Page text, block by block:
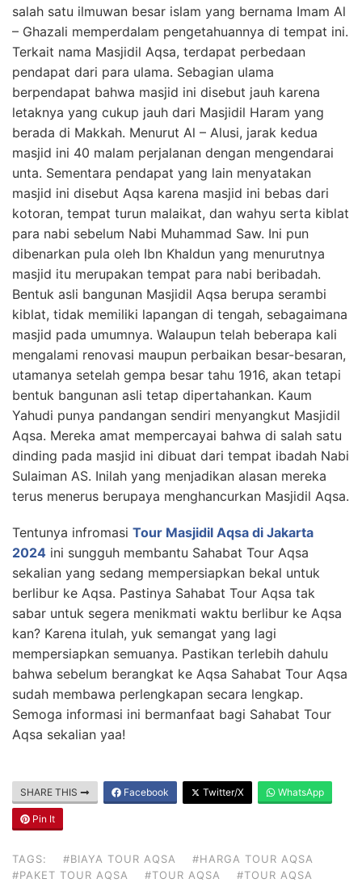
salah satu ilmuwan besar islam yang bernama Imam Al
– Ghazali memperdalam pengetahuannya di tempat ini.
Terkait nama Masjidil Aqsa, terdapat perbedaan
pendapat dari para ulama. Sebagian ulama
berpendapat bahwa masjid ini disebut jauh karena
letaknya yang cukup jauh dari Masjidil Haram yang
berada di Makkah. Menurut Al – Alusi, jarak kedua
masjid ini 40 malam perjalanan dengan mengendarai
unta. Sementara pendapat yang lain menyatakan
masjid ini disebut Aqsa karena masjid ini bebas dari
kotoran, tempat turun malaikat, dan wahyu serta kiblat
para nabi sebelum Nabi Muhammad Saw. Ini pun
dibenarkan pula oleh Ibn Khaldun yang menurutnya
masjid itu merupakan tempat para nabi beribadah.
Bentuk asli bangunan Masjidil Aqsa berupa serambi
kiblat, tidak memiliki lapangan di tengah, sebagaimana
masjid pada umumnya. Walaupun telah beberapa kali
mengalami renovasi maupun perbaikan besar-besaran,
utamanya setelah gempa besar tahu 1916, akan tetapi
bentuk bangunan asli tetap dipertahankan. Kaum
Yahudi punya pandangan sendiri menyangkut Masjidil
Aqsa. Mereka amat mempercayai bahwa di salah satu
dinding pada masjid ini dibuat dari tempat ibadah Nabi
Sulaiman AS. Inilah yang menjadikan alasan mereka
terus menerus berupaya menghancurkan Masjidil Aqsa.
Tentunya infromasi Tour Masjidil Aqsa di Jakarta
2024 ini sungguh membantu Sahabat Tour Aqsa
sekalian yang sedang mempersiapkan bekal untuk
berlibur ke Aqsa. Pastinya Sahabat Tour Aqsa tak
sabar untuk segera menikmati waktu berlibur ke Aqsa
kan? Karena itulah, yuk semangat yang lagi
mempersiapkan semuanya. Pastikan terlebih dahulu
bahwa sebelum berangkat ke Aqsa Sahabat Tour Aqsa
sudah membawa perlengkapan secara lengkap.
Semoga informasi ini bermanfaat bagi Sahabat Tour
Aqsa sekalian yaa!
SHARE THIS Facebook Twitter/X WhatsApp
Pin It
TAGS: #BIAYA TOUR AQSA
#HARGA TOUR AQSA
#PAKET TOUR AQSA
#TOUR AQSA #TOUR AQSA